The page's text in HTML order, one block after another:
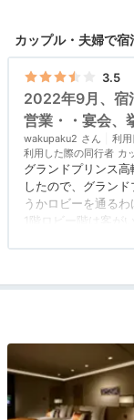
四季折々の
ある史跡も
フレンチ、
レストラン
カップル・夫婦で宿
3.5
2022年9月、宿
営業・・宴会、
wakupaku2 利用
利用した際の同行者 カ
グランドプリンス
したので、グラン
うかロビーを通るわ
1階ロビー階は客が
連休中なので、ホ
けど、客は少なめで
夜は他のホテルの
ラウンジの花雅が
グができるはずな
品川駅から歩く場